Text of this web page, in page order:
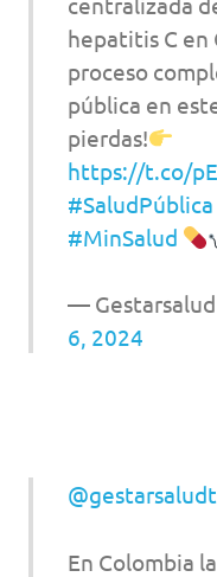
hepatitis C en
proceso
pública en
pierdas!
https://t.co/
#SaludPública
#MinSalud
—
6, 2024
En Colombia